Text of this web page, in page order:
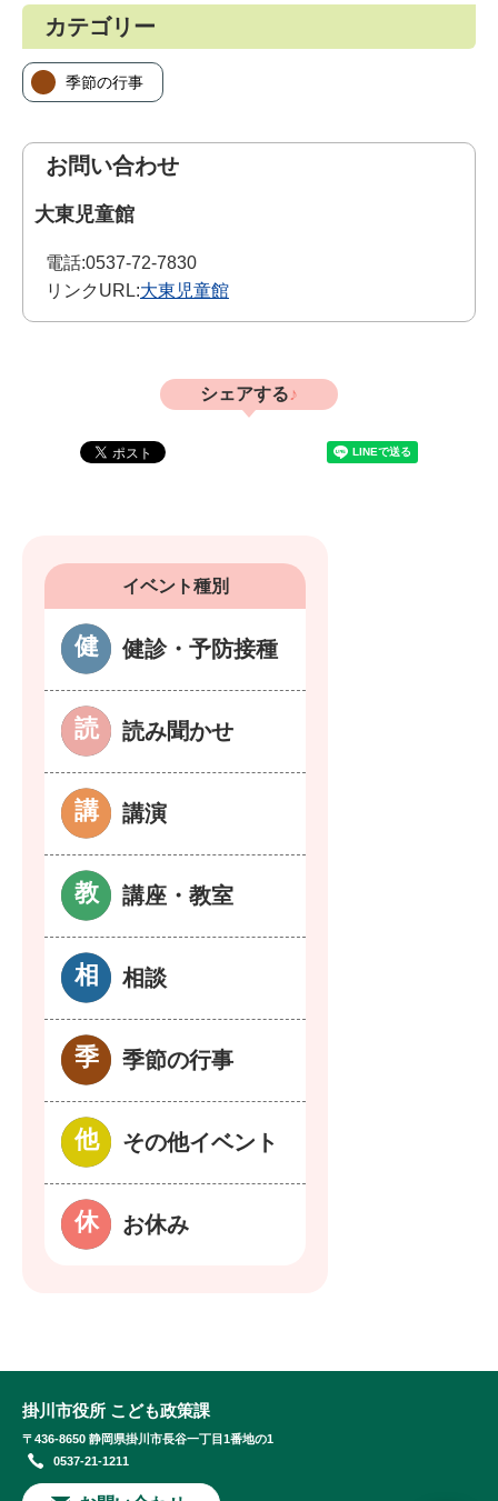
カテゴリー
季節の行事
お問い合わせ
大東児童館
電話:0537-72-7830
リンクURL:大東児童館
シェアする
イベント種別
健診・予防接種
読み聞かせ
講演
講座・教室
相談
季節の行事
その他イベント
お休み
掛川市役所 こども政策課
〒436-8650 静岡県掛川市長谷一丁目1番地の1
0537-21-1211